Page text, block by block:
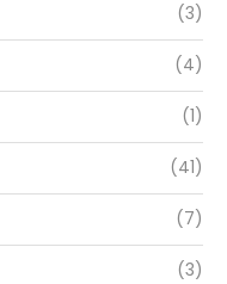
(3)
(4)
(1)
(41)
(7)
(3)